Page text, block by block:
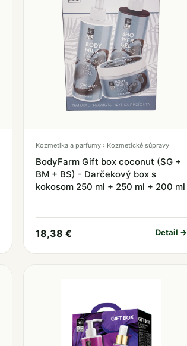
Kozmetika a parfumy › Kozmetické súpravy
BodyFarm Gift box coconut (SG +
BM + BS) - Darčekový box s
kokosom 250 ml + 250 ml + 200 ml
18,38 € Detail →